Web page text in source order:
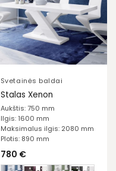
Svetainės baldai
Stalas Xenon
Aukštis: 750 mm
Ilgis: 1600 mm
Maksimalus ilgis: 2080 mm
Plotis: 890 mm
780 €